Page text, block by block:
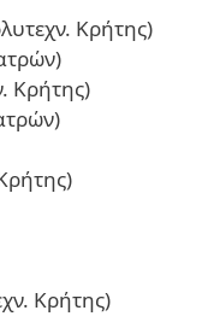
Κρήτης)
Κρήτης)
Κρήτης)